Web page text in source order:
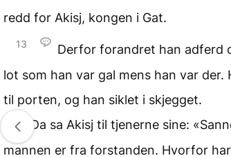
redd for Akisj, kongen i Gat.
13
Derfor forandret han adferd
lot som han var gal mens han var der.
til porten, og han siklet i skjegget.
14
Da sa Akisj til tjenerne sine:
mannen er fra forstanden. Hvorfor